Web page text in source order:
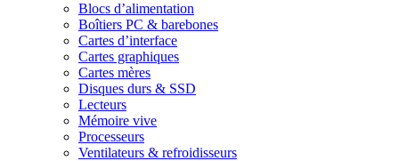
Blocs d’alimentation
Boîtiers PC & barebones
Cartes d’interface
Cartes graphiques
Cartes mères
Disques durs & SSD
Lecteurs
Mémoire vive
Processeurs
Ventilateurs & refroidisseurs